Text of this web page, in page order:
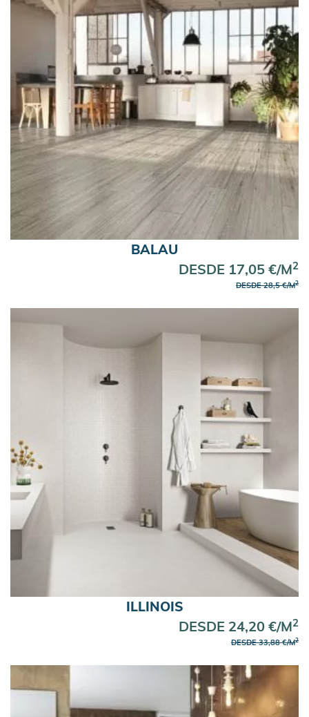
BALAU
DESDE 17,05 €/M2
DESDE 28,5 €/M2
ILLINOIS
DESDE 24,20 €/M2
DESDE 33,88 €/M2